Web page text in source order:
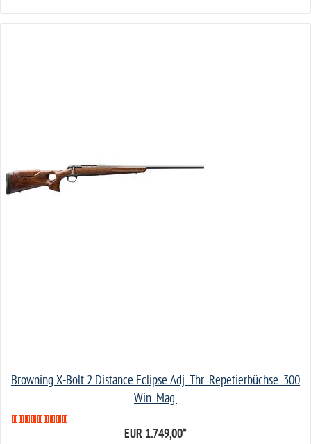
Browning X-Bolt 2 Distance Eclipse Adj. Thr. Repetierbüchse .300
Win. Mag.
EUR 1.749,00*